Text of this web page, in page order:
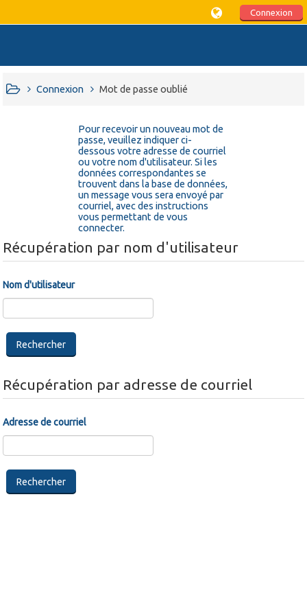
Connexion
Connexion Mot de passe oublié
Pour recevoir un nouveau mot de
passe, veuillez indiquer ci-
dessous votre adresse de courriel
ou votre nom d'utilisateur. Si les
données correspondantes se
trouvent dans la base de données,
un message vous sera envoyé par
courriel, avec des instructions
vous permettant de vous
connecter.
Récupération par nom d'utilisateur
Nom d'utilisateur
Récupération par adresse de courriel
Adresse de courriel